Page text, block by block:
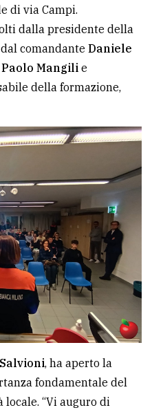
di via Campi.
dalla presidente della
dal comandante Daniele
Paolo Mangili e
della formazione,
, ha aperto la
fondamentale del
“Vi auguro di